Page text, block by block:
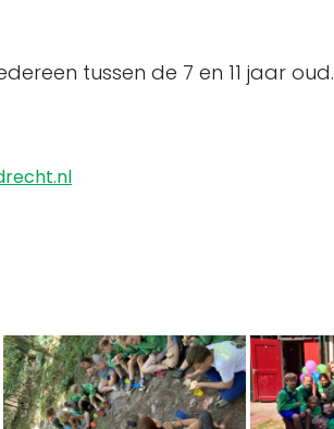
tussen de 7 en 11 jaar oud.